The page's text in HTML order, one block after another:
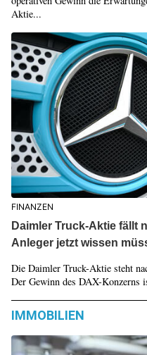
Aktie...
FINANZEN
Daimler Truck-Aktie fällt
Anleger jetzt wissen
Die Daimler Truck-Aktie steht
Der Gewinn des DAX-Konzerns
IMMOBILIEN